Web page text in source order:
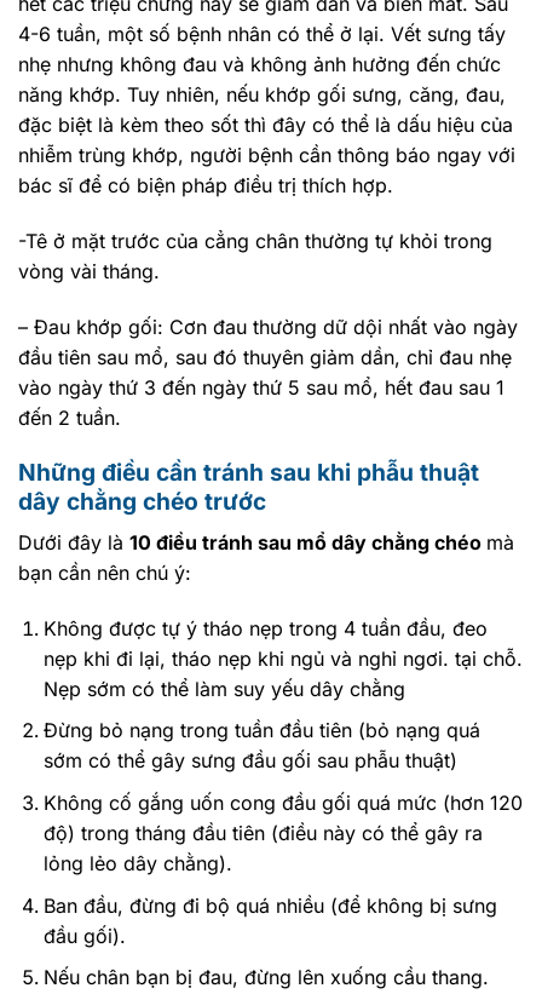
4-6 tuần, một số bệnh nhân có thể ở lại. Vết sưng tấy
nhẹ nhưng không đau và không ảnh hưởng đến chức
năng khớp. Tuy nhiên, nếu khớp gối sưng, căng, đau,
đặc biệt là kèm theo sốt thì đây có thể là dấu hiệu của
nhiễm trùng khớp, người bệnh cần thông báo ngay với
bác sĩ để có biện pháp điều trị thích hợp.
-Tê ở mặt trước của cẳng chân thường tự khỏi trong
vòng vài tháng.
– Đau khớp gối: Cơn đau thường dữ dội nhất vào ngày
đầu tiên sau mổ, sau đó thuyên giảm dần, chỉ đau nhẹ
vào ngày thứ 3 đến ngày thứ 5 sau mổ, hết đau sau 1
đến 2 tuần.
Những điều cần tránh sau khi phẫu thuật
dây chằng chéo trước
Dưới đây là 10 điều tránh sau mổ dây chằng chéo mà
bạn cần nên chú ý:
Không được tự ý tháo nẹp trong 4 tuần đầu, đeo
nẹp khi đi lại, tháo nẹp khi ngủ và nghỉ ngơi. tại chỗ.
Nẹp sớm có thể làm suy yếu dây chằng
Đừng bỏ nạng trong tuần đầu tiên (bỏ nạng quá
sớm có thể gây sưng đầu gối sau phẫu thuật)
Không cố gắng uốn cong đầu gối quá mức (hơn 120
độ) trong tháng đầu tiên (điều này có thể gây ra
lỏng lẻo dây chằng).
Ban đầu, đừng đi bộ quá nhiều (để không bị sưng
đầu gối).
Nếu chân bạn bị đau, đừng lên xuống cầu thang.